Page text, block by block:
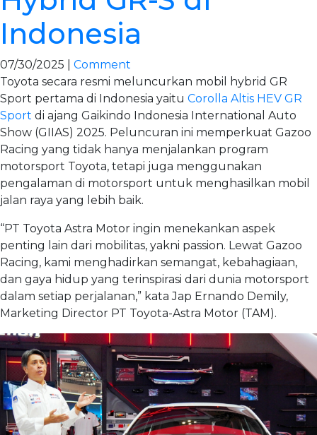
Indonesia
07/30/2025 | Comment
Toyota secara resmi meluncurkan mobil hybrid GR
Sport pertama di Indonesia yaitu Corolla Altis HEV GR
Sport di ajang Gaikindo Indonesia International Auto
Show (GIIAS) 2025. Peluncuran ini memperkuat Gazoo
Racing yang tidak hanya menjalankan program
motorsport Toyota, tetapi juga menggunakan
pengalaman di motorsport untuk menghasilkan mobil
jalan raya yang lebih baik.
“PT Toyota Astra Motor ingin menekankan aspek
penting lain dari mobilitas, yakni passion. Lewat Gazoo
Racing, kami menghadirkan semangat, kebahagiaan,
dan gaya hidup yang terinspirasi dari dunia motorsport
dalam setiap perjalanan,” kata Jap Ernando Demily,
Marketing Director PT Toyota-Astra Motor (TAM).